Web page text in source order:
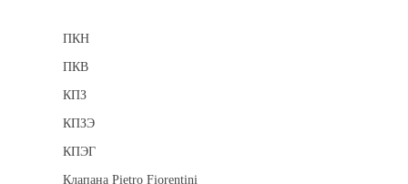
ПКН
ПКВ
КПЗ
КПЗЭ
КПЭГ
Клапана Pietro Fiorentini